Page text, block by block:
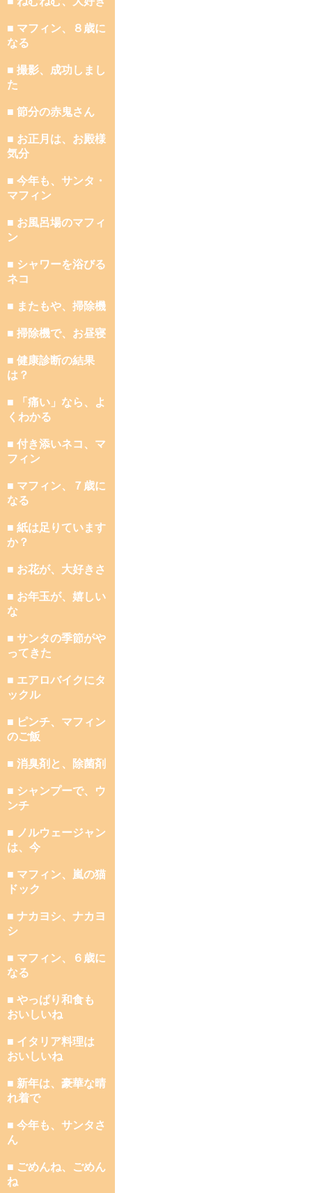
■ マフィン、８歳に
なる
■ 撮影、成功しまし
た
■ 節分の赤鬼さん
■ お正月は、お殿様
気分
■ 今年も、サンタ・
マフィン
■ お風呂場のマフィ
ン
■ シャワーを浴びる
ネコ
■ またもや、掃除機
■ 掃除機で、お昼寝
■ 健康診断の結果
は？
■ 「痛い」なら、よ
くわかる
■ 付き添いネコ、マ
フィン
■ マフィン、７歳に
なる
■ 紙は足りています
か？
■ お花が、大好きさ
■ お年玉が、嬉しい
な
■ サンタの季節がや
ってきた
■ エアロバイクにタ
ックル
■ ピンチ、マフィン
のご飯
■ 消臭剤と、除菌剤
■ シャンプーで、ウ
ンチ
■ ノルウェージャン
は、今
■ マフィン、嵐の猫
ドック
■ ナカヨシ、ナカヨ
シ
■ マフィン、６歳に
なる
■ やっぱり和食も
おいしいね
■ イタリア料理は
おいしいね
■ 新年は、豪華な晴
れ着で
■ 今年も、サンタさ
ん
■ ごめんね、ごめん
ね